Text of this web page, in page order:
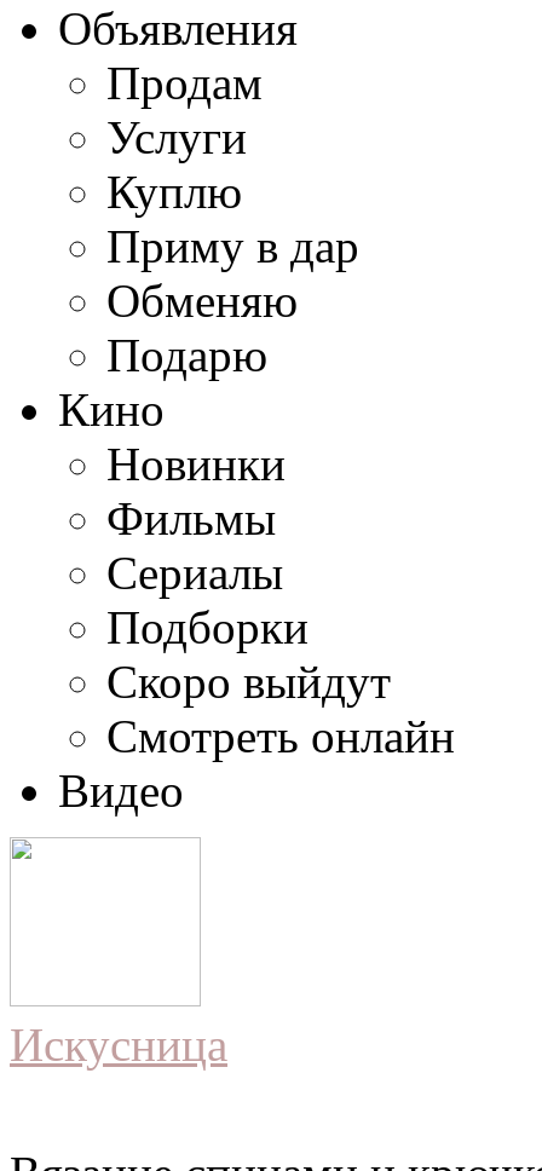
Объявления
Продам
Услуги
Куплю
Приму в дар
Обменяю
Подарю
Кино
Новинки
Фильмы
Сериалы
Подборки
Скоро выйдут
Смотреть онлайн
Видео
Искусница